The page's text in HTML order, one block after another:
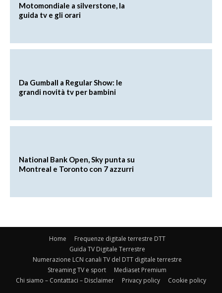
Motomondiale a silverstone, la
guida tv e gli orari
Da Gumball a Regular Show: le
grandi novità tv per bambini
National Bank Open, Sky punta su
Montreal e Toronto con 7 azzurri
Home
Frequenze digitale terrestre DTT
Guida TV Digitale Terrestre
Numerazione LCN canali TV del DTT digitale terrestre
Streaming TV e sport
Mediaset Premium
Chi siamo – Contattaci – Disclaimer
Privacy policy Cookie policy